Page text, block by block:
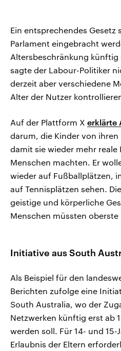
Ein entsprechendes Gesetz
Parlament eingebracht
Altersbeschränkung
sagte der Labour-Politiker
derzeit aber verschiedene
Alter der Nutzer
Auf der Plattform X erklärte
darum, die Kinder von
damit sie wieder mehr
Menschen machten. Er
wieder auf Fußballplätzen,
auf Tennisplätzen sehen.
geistige und körperliche
Menschen müssten
Initiative aus South
Als Beispiel für den
Berichten zufolge eine
South Australia, wo der
Netzwerken künftig erst ab
werden soll. Für 14- und
Erlaubnis der Eltern